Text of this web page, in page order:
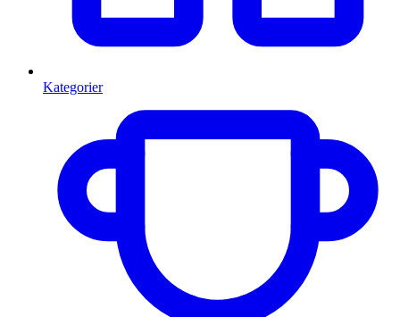
Kategorier